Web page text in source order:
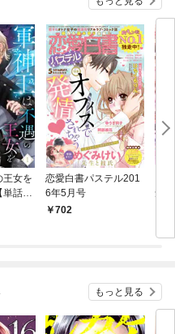
王女を
単話
恋愛白書パステル201
6年5月号
702
念
もっと見る